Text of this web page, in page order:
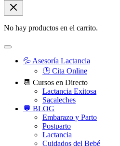
No hay productos en el carrito.
💦 Asesoría Lactancia
🕒 Cita Online
📆 Cursos en Directo
Lactancia Exitosa
Sacaleches
💬 BLOG
Embarazo y Parto
Postparto
Lactancia
Cuidados del Bebé